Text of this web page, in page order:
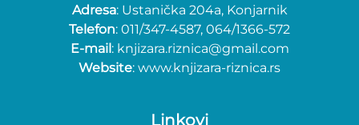
Adresa: Ustanička 204a, Konjarnik
Telefon: 011/347-4587, 064/1366-572
E-mail : knjizara.riznica@gmail.com
Website: www.knjizara-riznica.rs
Linkovi